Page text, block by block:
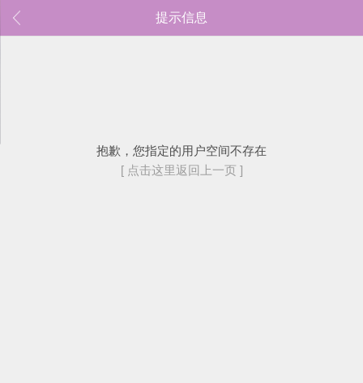
提示信息
抱歉，您指定的用户空间不存在
[ 点击这里返回上一页 ]